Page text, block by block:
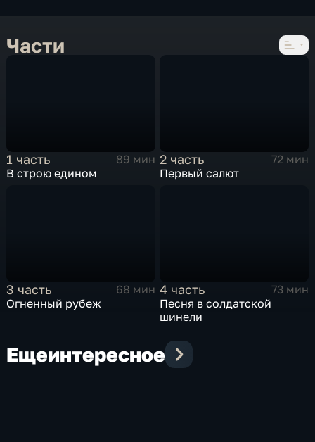
Части
1 часть
89 мин
В строю едином
2 часть
72 мин
Первый салют
3 часть
68 мин
Огненный рубеж
4 часть
73 мин
Песня в солдатской
шинели
Ещеинтересное